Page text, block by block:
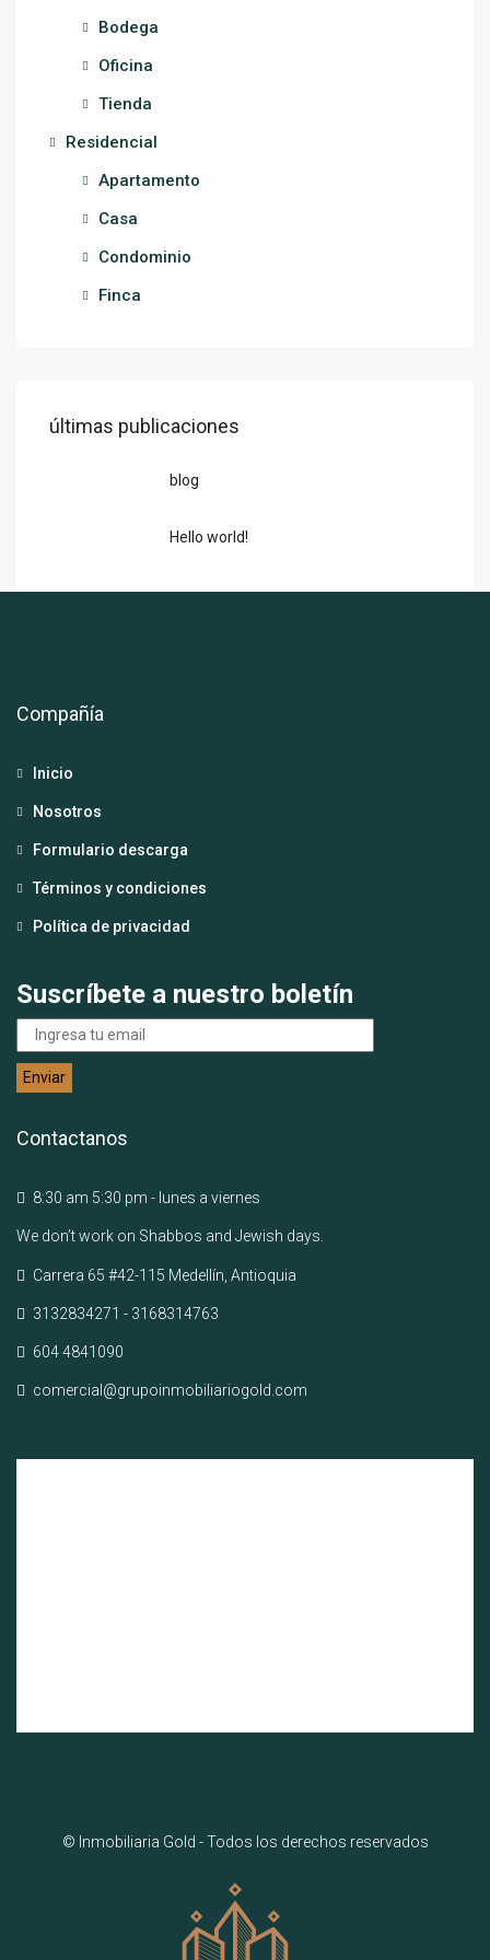
Bodega
Oficina
Tienda
Residencial
Apartamento
Casa
Condominio
Finca
últimas publicaciones
blog
Hello world!
Compañía
Inicio
Nosotros
Formulario descarga
Términos y condiciones
Política de privacidad
Suscríbete a nuestro boletín
Contactanos
8:30 am 5:30 pm - lunes a viernes
We don’t work on Shabbos and Jewish days.
Carrera 65 #42-115 Medellín, Antioquia
3132834271 - 3168314763
604 4841090
comercial@grupoinmobiliariogold.com
© Inmobiliaria Gold - Todos los derechos reservados